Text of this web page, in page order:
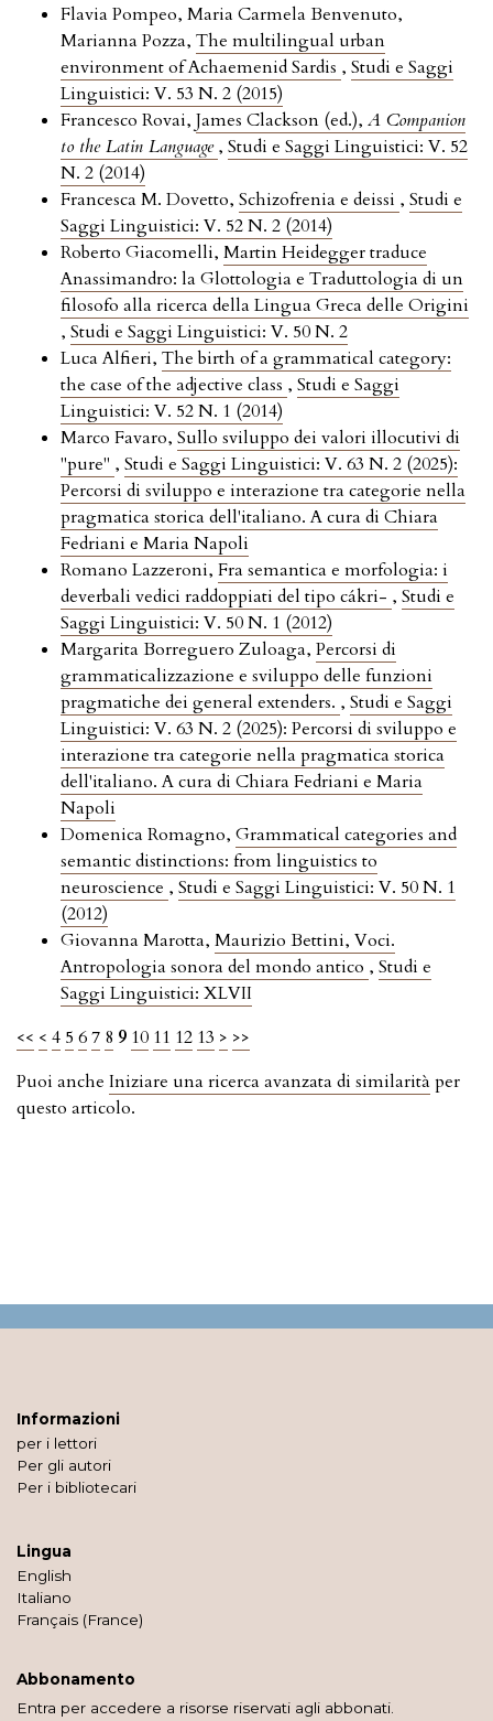
Flavia Pompeo, Maria Carmela Benvenuto,
Marianna Pozza, The multilingual urban
environment of Achaemenid Sardis , Studi e Saggi
Linguistici: V. 53 N. 2 (2015)
Francesco Rovai, James Clackson (ed.), A Companion
to the Latin Language , Studi e Saggi Linguistici: V. 52
N. 2 (2014)
Francesca M. Dovetto, Schizofrenia e deissi , Studi e
Saggi Linguistici: V. 52 N. 2 (2014)
Roberto Giacomelli, Martin Heidegger traduce
Anassimandro: la Glottologia e Traduttologia di un
filosofo alla ricerca della Lingua Greca delle Origini
, Studi e Saggi Linguistici: V. 50 N. 2
Luca Alfieri, The birth of a grammatical category:
the case of the adjective class , Studi e Saggi
Linguistici: V. 52 N. 1 (2014)
Marco Favaro, Sullo sviluppo dei valori illocutivi di
"pure" , Studi e Saggi Linguistici: V. 63 N. 2 (2025):
Percorsi di sviluppo e interazione tra categorie nella
pragmatica storica dell'italiano. A cura di Chiara
Fedriani e Maria Napoli
Romano Lazzeroni, Fra semantica e morfologia: i
deverbali vedici raddoppiati del tipo cákri- , Studi e
Saggi Linguistici: V. 50 N. 1 (2012)
Margarita Borreguero Zuloaga, Percorsi di
grammaticalizzazione e sviluppo delle funzioni
pragmatiche dei general extenders. , Studi e Saggi
Linguistici: V. 63 N. 2 (2025): Percorsi di sviluppo e
interazione tra categorie nella pragmatica storica
dell'italiano. A cura di Chiara Fedriani e Maria
Napoli
Domenica Romagno, Grammatical categories and
semantic distinctions: from linguistics to
neuroscience , Studi e Saggi Linguistici: V. 50 N. 1
(2012)
Giovanna Marotta, Maurizio Bettini, Voci.
Antropologia sonora del mondo antico , Studi e
Saggi Linguistici: XLVII
<< < 4 5 67 8 9 10 11 12 13 > >>
Puoi anche Iniziare una ricerca avanzata di similarità per
questo articolo.
Informazioni
per i lettori
Per gli autori
Per i bibliotecari
Lingua
English
Italiano
Français (France)
Abbonamento
Entra per accedere a risorse riservati agli abbonati.